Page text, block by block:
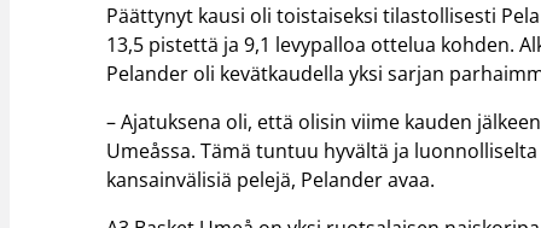
Päättynyt kausi oli toistaiseksi tilastollisesti
13,5 pistettä ja 9,1 levypalloa ottelua kohden.
Pelander oli kevätkaudella yksi sarjan
– Ajatuksena oli, että olisin viime kauden
Umeåssa. Tämä tuntuu hyvältä ja
kansainvälisiä pelejä, Pelander avaa.